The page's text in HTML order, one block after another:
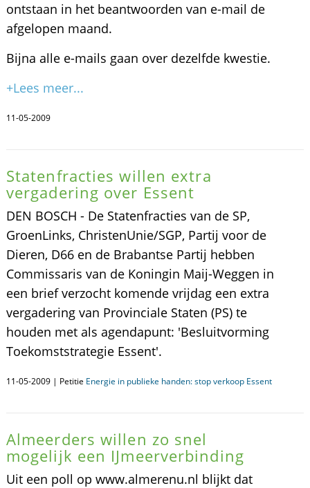
ontstaan in het beantwoorden van e-mail de
afgelopen maand.
Bijna alle e-mails gaan over dezelfde kwestie.
+Lees meer...
11-05-2009
Statenfracties willen extra
vergadering over Essent
DEN BOSCH - De Statenfracties van de SP,
GroenLinks, ChristenUnie/SGP, Partij voor de
Dieren, D66 en de Brabantse Partij hebben
Commissaris van de Koningin Maij-Weggen in
een brief verzocht komende vrijdag een extra
vergadering van Provinciale Staten (PS) te
houden met als agendapunt: 'Besluitvorming
Toekomststrategie Essent'.
11-05-2009 | Petitie Energie in publieke handen: stop verkoop Essent
Almeerders willen zo snel
mogelijk een IJmeerverbinding
Uit een poll op www.almerenu.nl blijkt dat